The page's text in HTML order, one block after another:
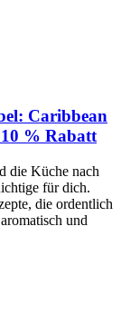
Caribbean
% Rabatt
die Küche nach
für dich.
die ordentlich
und